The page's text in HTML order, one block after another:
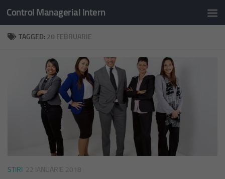
Skip to content
Control Managerial Intern
TAGGED: 20 FEBRUARIE
STIRI 22 IANUARIE 2018